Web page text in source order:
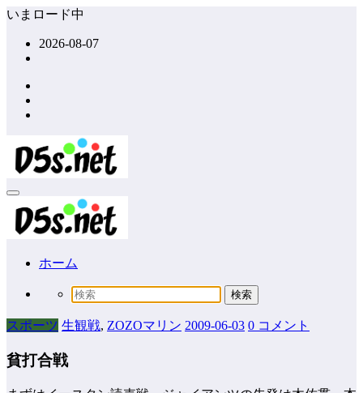
コ
ッ
プ
いまロード中
2026-08-07
ホーム
スポーツ 生観戦, ZOZOマリン 2009-06-03 0 コメント
貧打合戦